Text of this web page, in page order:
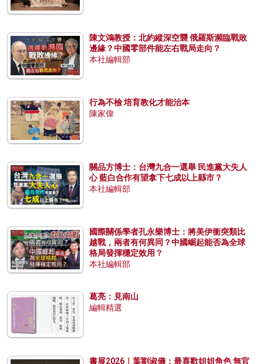
陳文鴻教授：北約縱深空襲 俄羅斯瀕臨戰敗
邊緣？中國零部件能左右戰局走向？
本社編輯部
行為不檢 培育教化才能治本
陳家偉
關品方博士：台灣九合一選舉 民進黨大失人
心 藍白合作有望拿下七成以上縣市？
本社編輯部
國際關係學者孔永樂博士：將美伊衝突類比
越戰，兩者有何異同？中國崛起能否為全球
格局發揮穩定效用？
本社編輯部
葛亮：見南山
編輯精選
書展2026｜葉劉淑儀：最喜歡姐姐角色 無官